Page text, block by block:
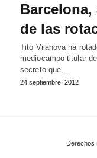
de las
Tito Vilanova ha
mediocampo titular
secreto que…
24 septiembre, 2012
Derechos